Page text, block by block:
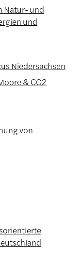
Natur- und
und
Niedersachsen
& CO2
von